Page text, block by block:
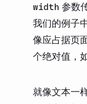
width 参数
我们的例子
像应占据页
个绝对值，
就像文本一